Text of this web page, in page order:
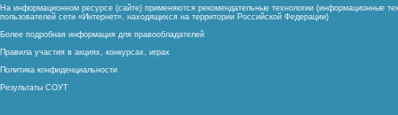
На информационном ресурсе (сайте) применяются рекомендательные технологии (информационные
пользователей сети «Интернет», находящихся на территории Российской Федерации)
Более подробная информация для правообладателей
Правила участия в акциях, конкурсах, играх
Политика конфиденциальности
Результаты СОУТ